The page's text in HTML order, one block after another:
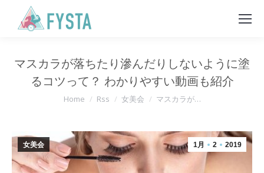
マスカラが落ちたり滲んだりしないように塗
るコツって？ わかりやすい動画も紹介
You are here:
Home Rss 女美会 マスカラが…
1月 2 2019
女美会